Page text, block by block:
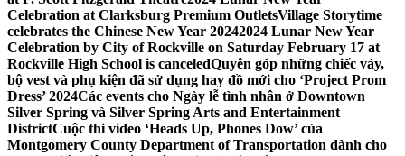
Celebration at Clarksburg Premium OutletsVillage Storytime
celebrates the Chinese New Year 20242024 Lunar New Year
Celebration by City of Rockville on Saturday February 17 at
Rockville High School is canceledQuyên góp những chiếc váy,
bộ vest và phụ kiện đã sử dụng hay đồ mới cho ‘Project Prom
Dress’ 2024Các events cho Ngày lễ tình nhân ở Downtown
Silver Spring và Silver Spring Arts and Entertainment
DistrictCuộc thi video ‘Heads Up, Phones Dow’ của
Montgomery County Department of Transportation dành cho